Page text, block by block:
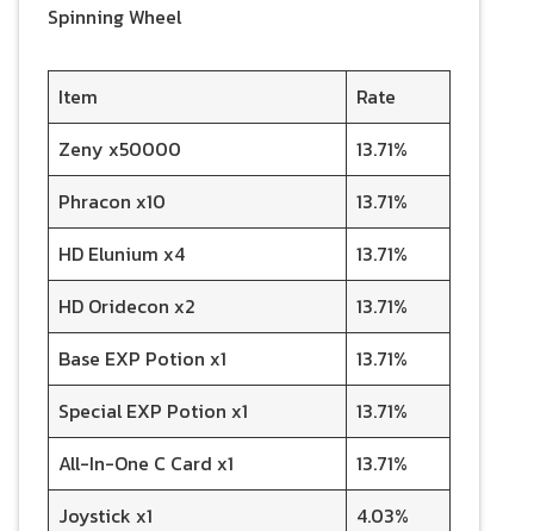
Spinning Wheel
Item
Rate
Zeny x50000
13.71%
Phracon x10
13.71%
HD Elunium x4
13.71%
HD Oridecon x2
13.71%
Base EXP Potion x1
13.71%
Special EXP Potion x1
13.71%
All-In-One C Card x1
13.71%
Joystick x1
4.03%